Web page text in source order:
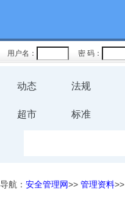
用户名： 密 码：
动态 法规
超市 标准
导航： 安全管理网>> 管理资料>>